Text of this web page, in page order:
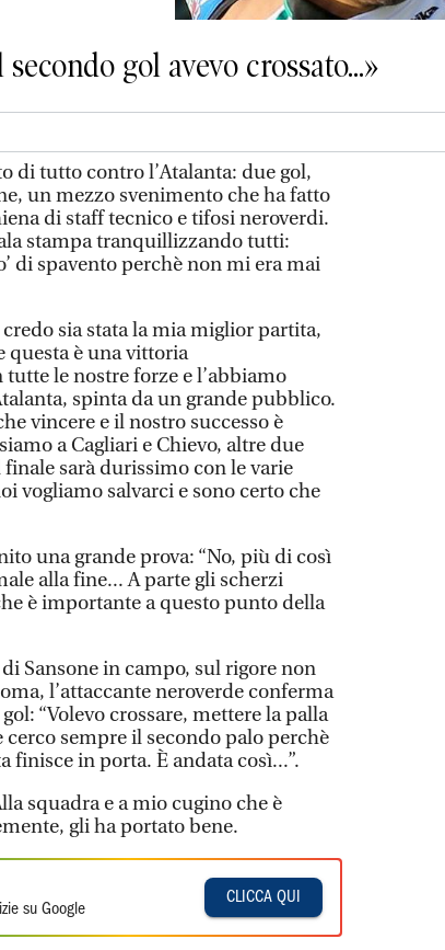
gol avevo crossato...»
di tutto contro l’Atalanta: due gol,
un mezzo svenimento che ha fatto
di staff tecnico e tifosi neroverdi.
stampa tranquillizzando tutti:
di spavento perchè non mi era mai
sia stata la mia miglior partita,
questa è una vittoria
le nostre forze e l’abbiamo
spinta da un grande pubblico.
vincere e il nostro successo è
a Cagliari e Chievo, altre due
sarà durissimo con le varie
vogliamo salvarci e sono certo che
una grande prova: “No, più di così
alla fine... A parte gli scherzi
è importante a questo punto della
Sansone in campo, sul rigore non
l’attaccante neroverde conferma
“Volevo crossare, mettere la palla
sempre il secondo palo perchè
finisce in porta. È andata così...”.
squadra e a mio cugino che è
gli ha portato bene.
su Google
CLICCA QUI